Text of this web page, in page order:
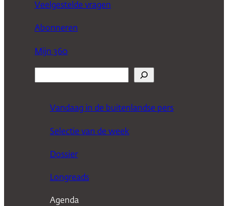
Veelgestelde vragen
Abonneren
Mijn 360
Vandaag in de buitenlandse pers
Selectie van de week
Dossier
Longreads
Agenda